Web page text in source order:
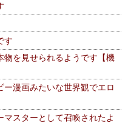
す
物を見せられるようです【機
ー漫画みたいな世界観でエロ
マスターとして召喚されたよ